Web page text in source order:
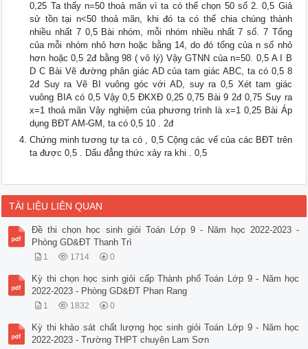
0,25 Ta thấy n=50 thoả mãn vì ta có thể chọn 50 số 2. 0,5 Giả
sử tồn tại n<50 thoả mãn, khi đó ta có thể chia chúng thành
nhiều nhất 7 0,5 Bài nhóm, mỗi nhóm nhiều nhất 7 số. 7 Tổng
của mỗi nhóm nhỏ hơn hoặc bằng 14, do đó tổng của n số nhỏ
hơn hoặc 0,5 2đ bằng 98 ( vô lý) Vậy GTNN của n=50. 0,5 A I B
D C Bài Vẽ đường phân giác AD của tam giác ABC, ta có 0,5 8
2đ Suy ra Vẽ BI vuông góc với AD, suy ra 0,5 Xét tam giác
vuông BIA có 0,5 Vậy 0,5 ĐKXĐ 0,25 0,75 Bài 9 2đ 0,75 Suy ra
x=1 thoả mãn Vậy nghiệm của phương trình là x=1 0,25 Bài Áp
dụng BĐT AM-GM, ta có 0,5 10 . 2đ
Chứng minh tương tự ta có , 0,5 Cộng các vế của các BĐT trên
ta được 0,5 . Dấu đẳng thức xảy ra khi . 0,5
TÀI LIỆU LIÊN QUAN
Đề thi chọn học sinh giỏi Toán Lớp 9 - Năm học 2022-2023 -
Phòng GD&ĐT Thanh Trì
1 1714 0
Kỳ thi chọn học sinh giỏi cấp Thành phố Toán Lớp 9 - Năm học
2022-2023 - Phòng GD&ĐT Phan Rang
1 1832 0
Kỳ thi khảo sát chất lượng học sinh giỏi Toán Lớp 9 - Năm học
2022-2023 - Trường THPT chuyên Lam Sơn